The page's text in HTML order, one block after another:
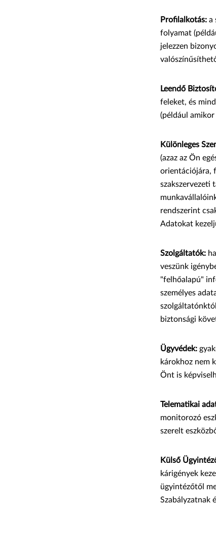
Profilalkotás: a
folyamat
jelezzen
Leendő
feleket, és
(például
Különleges
(azaz az Ön
orientációjára,
szakszervezeti
rendszerint
Adatokat
Szolgáltatók:
veszünk
"felhőalapú"
személyes
biztonsági
Ügyvédek:
károkhoz nem
Önt is
Telematikai
monitorozó
szerelt
Külső
kárigények
ügyintézőtől
Szabályzatnak